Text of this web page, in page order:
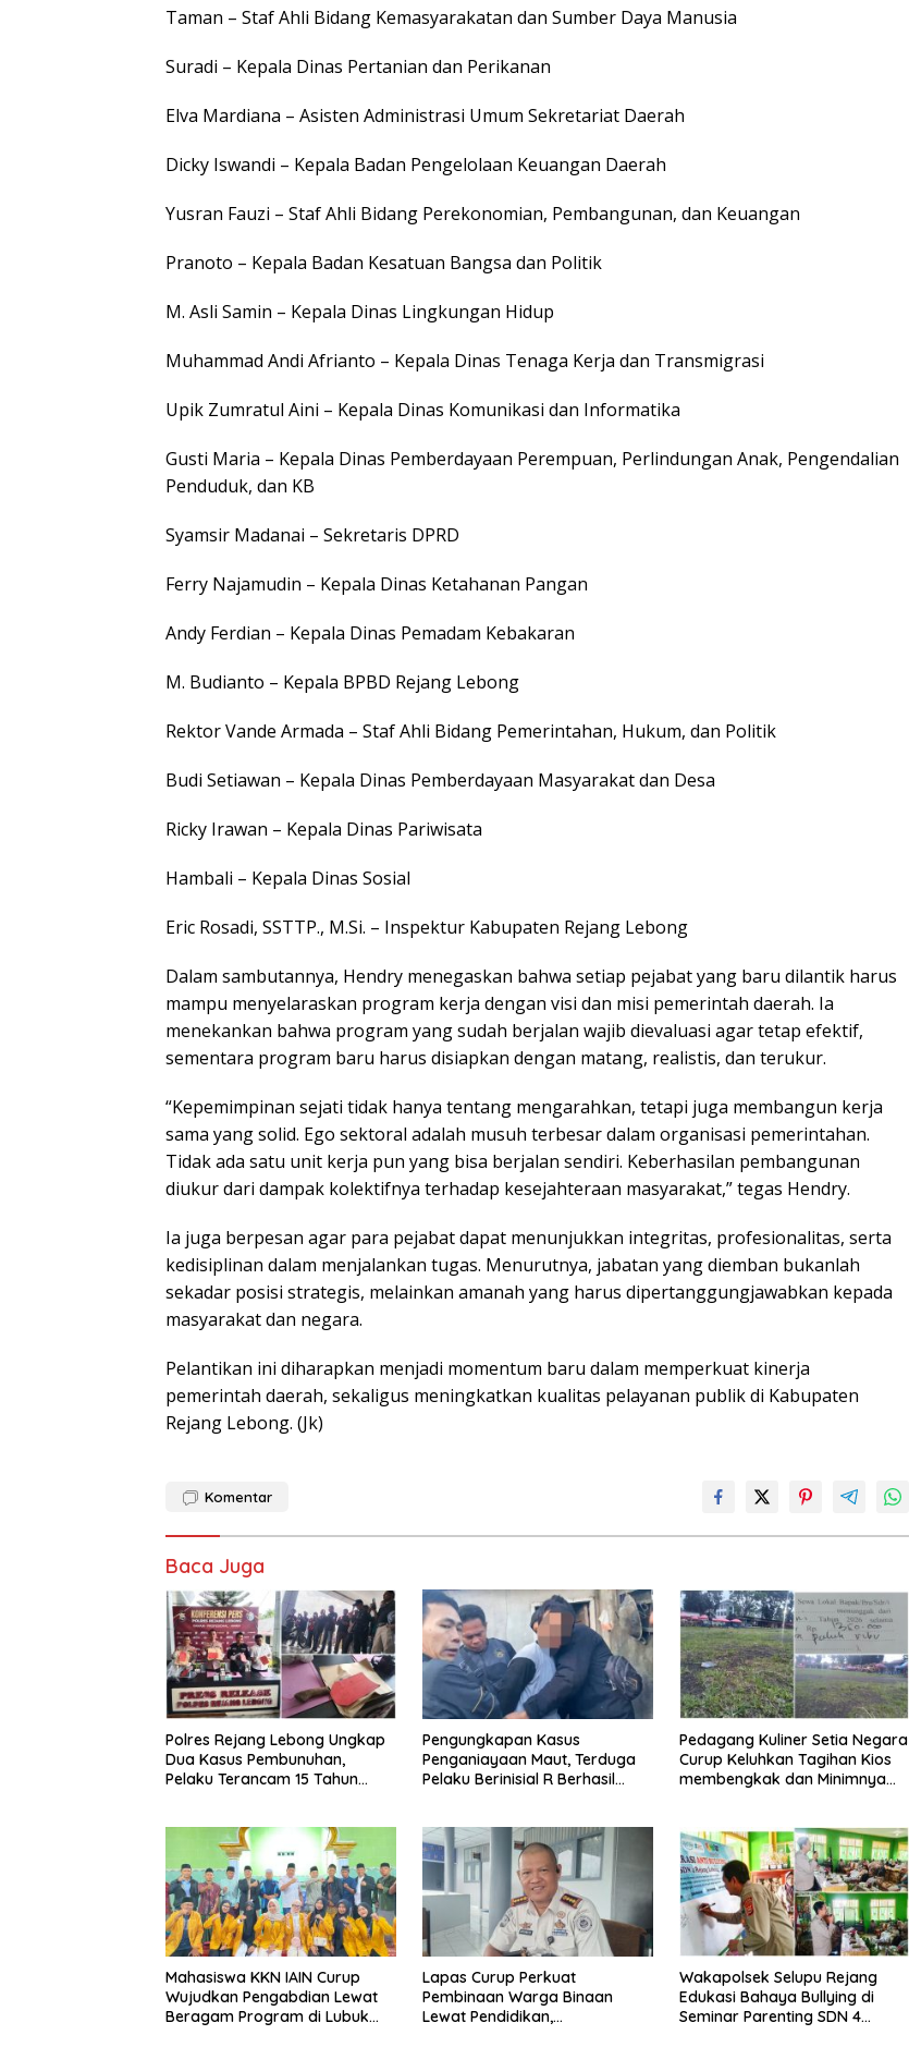
Taman – Staf Ahli Bidang Kemasyarakatan dan Sumber Daya Manusia
Suradi – Kepala Dinas Pertanian dan Perikanan
Elva Mardiana – Asisten Administrasi Umum Sekretariat Daerah
Dicky Iswandi – Kepala Badan Pengelolaan Keuangan Daerah
Yusran Fauzi – Staf Ahli Bidang Perekonomian, Pembangunan, dan Keuangan
Pranoto – Kepala Badan Kesatuan Bangsa dan Politik
M. Asli Samin – Kepala Dinas Lingkungan Hidup
Muhammad Andi Afrianto – Kepala Dinas Tenaga Kerja dan Transmigrasi
Upik Zumratul Aini – Kepala Dinas Komunikasi dan Informatika
Gusti Maria – Kepala Dinas Pemberdayaan Perempuan, Perlindungan Anak, Pengendalian
Penduduk, dan KB
Syamsir Madanai – Sekretaris DPRD
Ferry Najamudin – Kepala Dinas Ketahanan Pangan
Andy Ferdian – Kepala Dinas Pemadam Kebakaran
M. Budianto – Kepala BPBD Rejang Lebong
Rektor Vande Armada – Staf Ahli Bidang Pemerintahan, Hukum, dan Politik
Budi Setiawan – Kepala Dinas Pemberdayaan Masyarakat dan Desa
Ricky Irawan – Kepala Dinas Pariwisata
Hambali – Kepala Dinas Sosial
Eric Rosadi, SSTTP., M.Si. – Inspektur Kabupaten Rejang Lebong
Dalam sambutannya, Hendry menegaskan bahwa setiap pejabat yang baru dilantik harus
mampu menyelaraskan program kerja dengan visi dan misi pemerintah daerah. Ia
menekankan bahwa program yang sudah berjalan wajib dievaluasi agar tetap efektif,
sementara program baru harus disiapkan dengan matang, realistis, dan terukur.
“Kepemimpinan sejati tidak hanya tentang mengarahkan, tetapi juga membangun kerja
sama yang solid. Ego sektoral adalah musuh terbesar dalam organisasi pemerintahan.
Tidak ada satu unit kerja pun yang bisa berjalan sendiri. Keberhasilan pembangunan
diukur dari dampak kolektifnya terhadap kesejahteraan masyarakat,” tegas Hendry.
Ia juga berpesan agar para pejabat dapat menunjukkan integritas, profesionalitas, serta
kedisiplinan dalam menjalankan tugas. Menurutnya, jabatan yang diemban bukanlah
sekadar posisi strategis, melainkan amanah yang harus dipertanggungjawabkan kepada
masyarakat dan negara.
Pelantikan ini diharapkan menjadi momentum baru dalam memperkuat kinerja
pemerintah daerah, sekaligus meningkatkan kualitas pelayanan publik di Kabupaten
Rejang Lebong. (Jk)
Komentar
Baca Juga
Polres Rejang Lebong Ungkap
Dua Kasus Pembunuhan,
Pelaku Terancam 15 Tahun
Pengungkapan Kasus
Penganiayaan Maut, Terduga
Pelaku Berinisial R Berhasil
Pedagang Kuliner Setia Negara
Curup Keluhkan Tagihan Kios
membengkak dan Minimnya
Mahasiswa KKN IAIN Curup
Wujudkan Pengabdian Lewat
Beragam Program di Lubuk
Lapas Curup Perkuat
Pembinaan Warga Binaan
Lewat Pendidikan,
Wakapolsek Selupu Rejang
Edukasi Bahaya Bullying di
Seminar Parenting SDN 4